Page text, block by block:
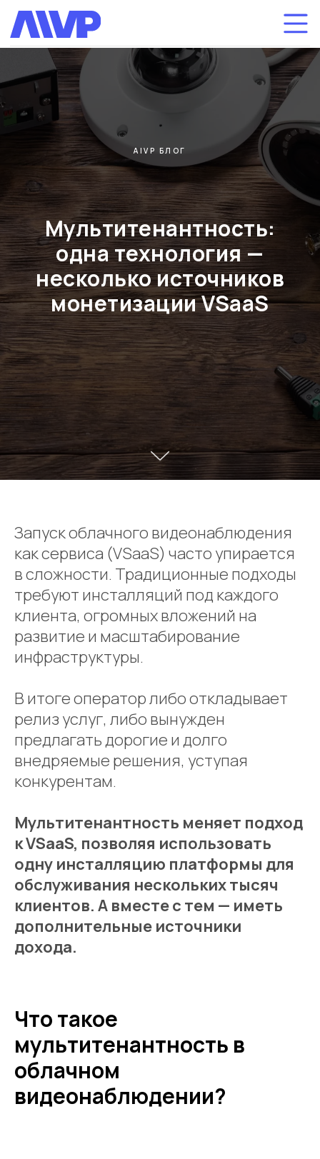
AIVP БЛОГ
Мультитенантность:
одна технология —
несколько источников
монетизации VSaaS
Запуск облачного видеонаблюдения
как сервиса (VSaaS) часто упирается
в сложности. Традиционные подходы
требуют инсталляций под каждого
клиента, огромных вложений на
развитие и масштабирование
инфраструктуры.
В итоге оператор либо откладывает
релиз услуг, либо вынужден
предлагать дорогие и долго
внедряемые решения, уступая
конкурентам.
Мультитенантность меняет подход
к VSaaS, позволяя использовать
одну инсталляцию платформы для
обслуживания нескольких тысяч
клиентов. А вместе с тем — иметь
дополнительные источники
дохода.
Что такое
мультитенантность в
облачном
видеонаблюдении?